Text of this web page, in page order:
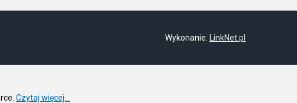
Wykonanie: LinkNet.pl
Czytaj więcej...